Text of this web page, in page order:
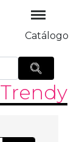
Catálogo
Trendy